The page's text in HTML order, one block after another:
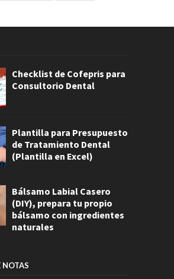
Checklist de Cofepris para
Consultorio Dental
Plantilla para Presupuesto
de Tratamiento Dental
(Plantilla en Excel)
Bálsamo Labial Casero
(DIY), prepara tu propio
bálsamo con ingredientes
naturales
NOTAS